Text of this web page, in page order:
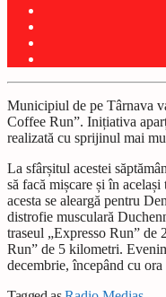
Municipiul de pe Târnava
Coffee Run”. Inițiativa
realizată cu sprijinul mai
La sfârșitul acestei
să facă mișcare și în
acesta se aleargă pentru
distrofie musculară
traseul „Expresso Run”
Run” de 5 kilometri.
decembrie, începând cu